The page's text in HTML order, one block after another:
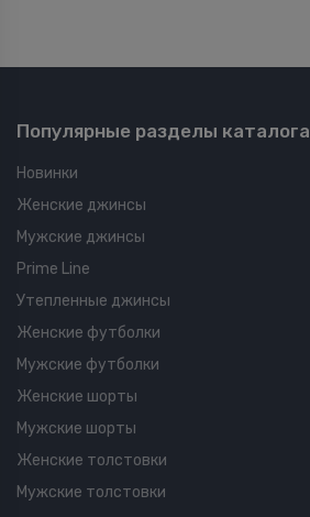
Популярные разделы каталога
Новинки
Женские джинсы
Мужские джинсы
Prime Line
Утепленные джинсы
Женские футболки
Мужские футболки
Женские шорты
Мужские шорты
Женские толстовки
Мужские толстовки